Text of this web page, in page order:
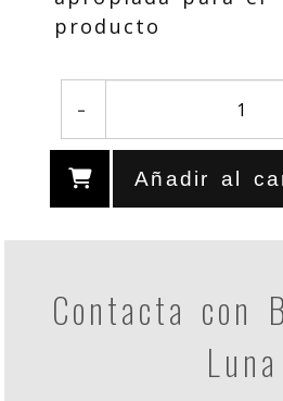
producto
-
Añadir al
Contacta con
Luna